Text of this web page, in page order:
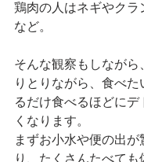
鶏肉の人はネギやクラ
など。
そんな観察もしなが
りとりながら、食べ
るだけ食べるほどに
くなります。
まずお小水や便の出